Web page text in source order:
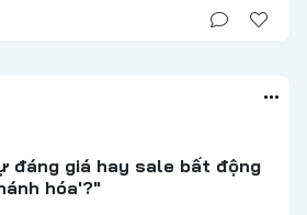
đáng giá hay sale bất động
hóa'?"